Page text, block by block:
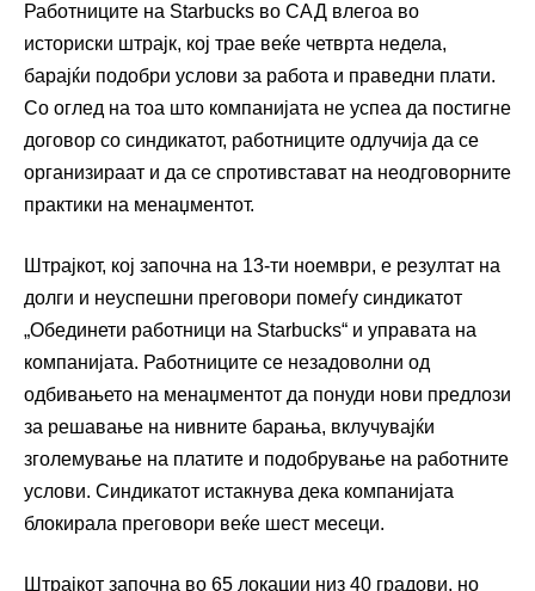
Работниците на Starbucks во САД влегоа во
историски штрајк, кој трае веќе четврта недела,
барајќи подобри услови за работа и праведни плати.
Со оглед на тоа што компанијата не успеа да постигне
договор со синдикатот, работниците одлучија да се
организираат и да се спротивстават на неодговорните
практики на менаџментот.
Штрајкот, кој започна на 13-ти ноември, е резултат на
долги и неуспешни преговори помеѓу синдикатот
„Обединети работници на Starbucks“ и управата на
компанијата. Работниците се незадоволни од
одбивањето на менаџментот да понуди нови предлози
за решавање на нивните барања, вклучувајќи
зголемување на платите и подобрување на работните
услови. Синдикатот истакнува дека компанијата
блокирала преговори веќе шест месеци.
Штрајкот започна во 65 локации низ 40 градови, но